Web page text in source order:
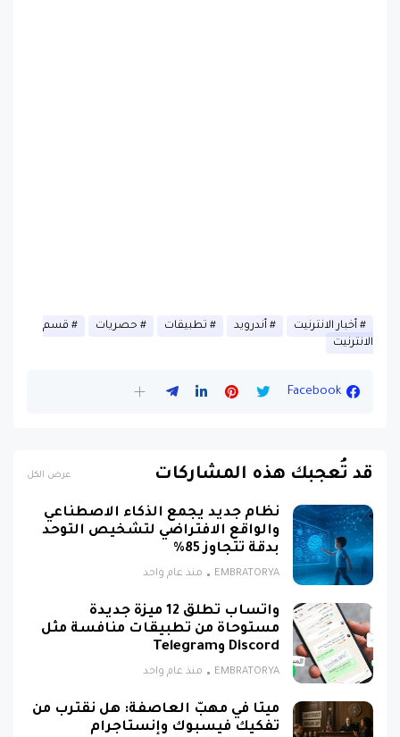
أخبار الانترنيت أندرويد تطبيقات حصريات
قسم
الانترنيت
Facebook
قد تُعجبك هذه المشاركات عرض الكل
نظام جديد يجمع الذكاء الاصطناعي
والواقع الافتراضي لتشخيص التوحد
بدقة تتجاوز 85%
EMBRATORYA منذ عام واحد
واتساب تطلق 12 ميزة جديدة
مستوحاة من تطبيقات منافسة مثل
Discord وTelegram
EMBRATORYA منذ عام واحد
ميتا في مهبّ العاصفة: هل نقترب من
تفكيك فيسبوك وإنستاجرام